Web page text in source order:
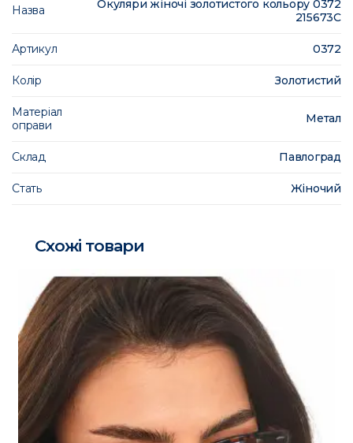
Назва
Окуляри жіночі золотистого кольору 0372
215673C
Артикул 0372
Колір Золотистий
Матеріал
оправи
Метал
Склад Павлоград
Стать Жіночий
Схожі товари